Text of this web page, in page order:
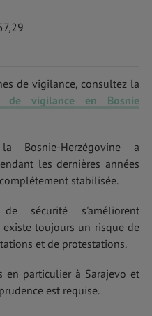
de vigilance, consultez la
de vigilance en Bosnie
Herzégovine a
les dernières années
stabilisée.
sécurité s'améliorent
toujours un risque de
et de protestations.
en particulier à Sarajevo et
est requise.